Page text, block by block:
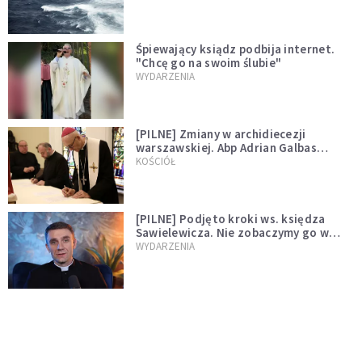
Śpiewający ksiądz podbija internet.
"Chcę go na swoim ślubie"
WYDARZENIA
[PILNE] Zmiany w archidiecezji
warszawskiej. Abp Adrian Galbas
wręczył dekrety nowym proboszczom
KOŚCIÓŁ
[PILNE] Podjęto kroki ws. księdza
Sawielewicza. Nie zobaczymy go w
mediach
WYDARZENIA